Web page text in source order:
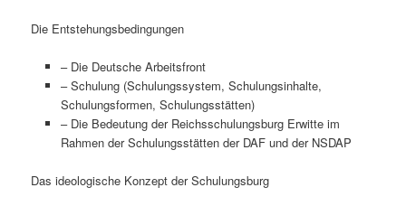
Die Entstehungsbedingungen
– Die Deutsche Arbeitsfront
– Schulung (Schulungssystem, Schulungsinhalte,
Schulungsformen, Schulungsstätten)
– Die Bedeutung der Reichsschulungsburg Erwitte im
Rahmen der Schulungsstätten der DAF und der NSDAP
Das ideologische Konzept der Schulungsburg